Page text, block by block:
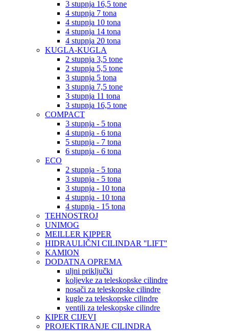
3 stupnja 16,5 tone
4 stupnja 7 tona
4 stupnja 10 tona
4 stupnja 14 tona
4 stupnja 20 tona
KUGLA-KUGLA
2 stupnja 3,5 tone
2 stupnja 5,5 tone
3 stupnja 5 tona
3 stupnja 7,5 tone
3 stupnja 11 tona
3 stupnja 16,5 tone
COMPACT
3 stupnja - 5 tona
4 stupnja - 6 tona
5 stupnja - 7 tona
6 stupnja - 6 tona
ECO
2 stupnja - 5 tona
3 stupnja - 5 tona
3 stupnja - 10 tona
4 stupnja - 10 tona
4 stupnja - 15 tona
TEHNOSTROJ
UNIMOG
MEILLER KIPPER
HIDRAULIČNI CILINDAR ''LIFT''
KAMION
DODATNA OPREMA
uljni priključki
koljevke za teleskopske cilindre
nosači za teleskopske cilindre
kugle za teleskopske cilindre
ventili za teleskopske cilindre
KIPER CIJEVI
PROJEKTIRANJE CILINDRA